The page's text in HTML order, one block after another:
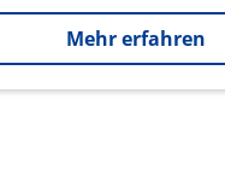
Mehr erfahren